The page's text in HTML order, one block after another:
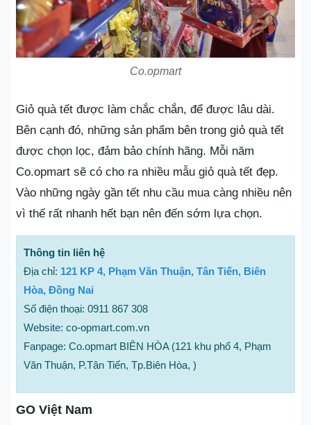
Co.opmart
Giỏ quà tết được làm chắc chắn, để được lâu dài.
Bên cạnh đó, những sản phẩm bên trong giỏ quà tết
được chọn lọc, đảm bảo chính hãng. Mỗi năm
Co.opmart sẽ có cho ra nhiều mẫu giỏ quà tết đẹp.
Vào những ngày gần tết nhu cầu mua càng nhiều nên
vì thế rất nhanh hết bạn nên đến sớm lựa chọn.
Thông tin liên hệ
Địa chỉ: 121 KP 4, Phạm Văn Thuận, Tân Tiến, Biên
Hòa, Đồng Nai
Số điện thoại: 0911 867 308
Website: co-opmart.com.vn
Fanpage: Co.opmart BIÊN HÒA (121 khu phố 4, Phạm
Văn Thuận, P.Tân Tiến, Tp.Biên Hòa, )
GO Việt Nam